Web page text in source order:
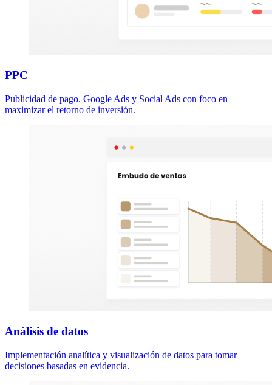
PPC
Publicidad de pago. Google Ads y Social Ads con foco en
maximizar el retorno de inversión.
Análisis de datos
Implementación analítica y visualización de datos para tomar
decisiones basadas en evidencia.